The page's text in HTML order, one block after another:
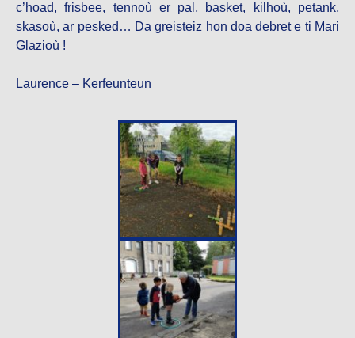
c’hoad, frisbee, tennoù er pal, basket, kilhoù, petank,
skasoù, ar pesked… Da greisteiz hon doa debret e ti Mari
Glazioù !
Laurence – Kerfeunteun